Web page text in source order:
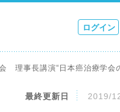
ログイン
検索
理事長講演“日本癌治療学会
最終更新日 2019/